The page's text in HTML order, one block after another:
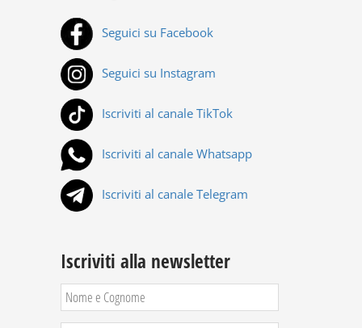
Seguici su Facebook
Seguici su Instagram
Iscriviti al canale TikTok
Iscriviti al canale Whatsapp
Iscriviti al canale Telegram
Iscriviti alla newsletter